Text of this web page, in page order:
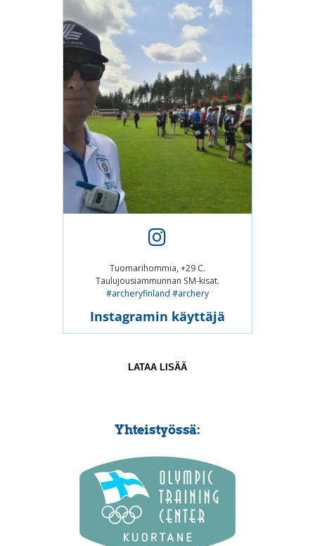
Tuomarihommia, +29 C.
Taulujousiammunnan SM-kisat.
#archeryfinland #archery
Instagramin käyttäjä
LATAA LISÄÄ
Yhteistyössä: